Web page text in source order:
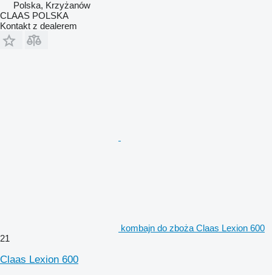
Polska, Krzyżanów
CLAAS POLSKA
Kontakt z dealerem
kombajn do zboża Claas Lexion 600
21
Claas Lexion 600